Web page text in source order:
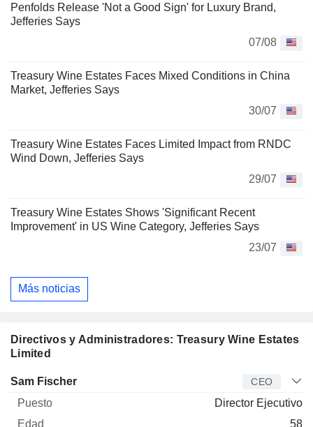
Penfolds Release 'Not a Good Sign' for Luxury Brand,
Jefferies Says
07/08
Treasury Wine Estates Faces Mixed Conditions in China
Market, Jefferies Says
30/07
Treasury Wine Estates Faces Limited Impact from RNDC
Wind Down, Jefferies Says
29/07
Treasury Wine Estates Shows 'Significant Recent
Improvement' in US Wine Category, Jefferies Says
23/07
Más noticias
Directivos y Administradores: Treasury Wine Estates
Limited
Director Puesto
Sam Fischer CEO
Director Ejecutivo
58